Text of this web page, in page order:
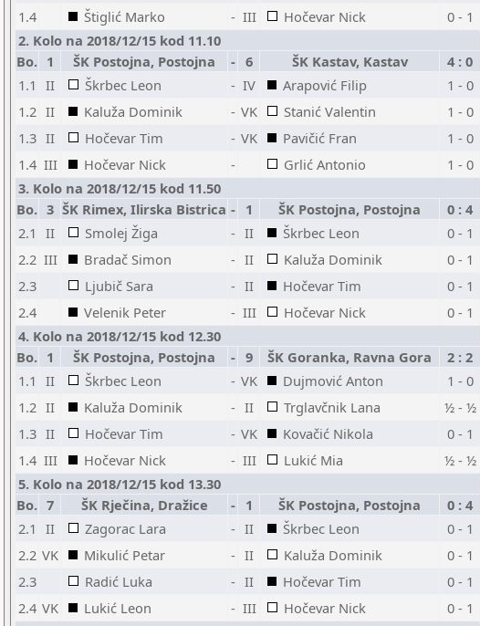
1.4
Štiglić Marko - III Hočevar Nick
0 - 1
2. Kolo na 2018/12/15 kod 11.10
Bo. 1 ŠK Postojna, Postojna - 6 ŠK Kastav, Kastav
4 : 0
1.1 II Škrbec Leon - IV Arapović Filip
1 - 0
1.2 II Kaluža Dominik - VK Stanić Valentin
1 - 0
1.3 II Hočevar Tim - VK Pavičić Fran
1 - 0
1.4 III Hočevar Nick - Grlić Antonio
1 - 0
3. Kolo na 2018/12/15 kod 11.50
Bo. 3 ŠK Rimex, Ilirska Bistrica - 1 ŠK Postojna, Postojna
0 : 4
2.1 II Smolej Žiga - II Škrbec Leon
0 - 1
2.2 III Bradač Simon - II Kaluža Dominik
0 - 1
2.3
Ljubič Sara - II Hočevar Tim
0 - 1
2.4
Velenik Peter - III Hočevar Nick
0 - 1
4. Kolo na 2018/12/15 kod 12.30
Bo. 1 ŠK Postojna, Postojna - 9 ŠK Goranka, Ravna Gora
2 : 2
1.1 II Škrbec Leon - VK Dujmović Anton
1 - 0
1.2 II Kaluža Dominik - II Trglavčnik Lana
½ - ½
1.3 II Hočevar Tim - VK Kovačić Nikola
0 - 1
1.4 III Hočevar Nick - III Lukić Mia
½ - ½
5. Kolo na 2018/12/15 kod 13.30
Bo. 7 ŠK Rječina, Dražice - 1 ŠK Postojna, Postojna
0 : 4
2.1 II Zagorac Lara - II Škrbec Leon
0 - 1
2.2 VK Mikulić Petar - II Kaluža Dominik
0 - 1
2.3
Radić Luka - II Hočevar Tim
0 - 1
2.4 VK Lukić Leon - III Hočevar Nick
0 - 1